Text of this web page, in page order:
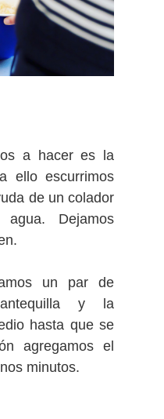
a hacer es la
ello escurrimos
de un colador
Dejamos
un par de
y la
hasta que se
agregamos el
minutos.